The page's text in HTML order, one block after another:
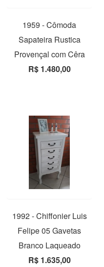
1959 - Cômoda
Sapateira Rustica
Provençal com Cêra
R$ 1.480,00
1992 - Chiffonier Luis
Felipe 05 Gavetas
Branco Laqueado
R$ 1.635,00